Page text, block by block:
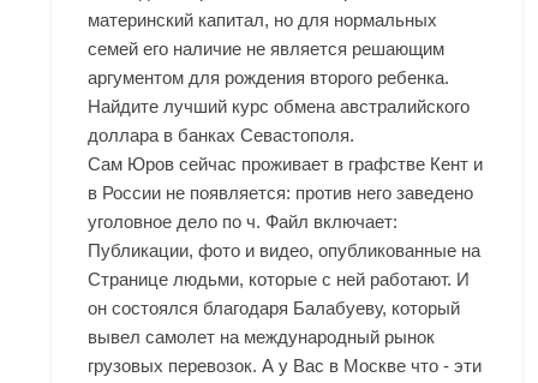
материнский капитал, но для нормальных
семей его наличие не является решающим
аргументом для рождения второго ребенка.
Найдите лучший курс обмена австралийского
доллара в банках Севастополя.
Сам Юров сейчас проживает в графстве Кент и
в России не появляется: против него заведено
уголовное дело по ч. Файл включает:
Публикации, фото и видео, опубликованные на
Странице людьми, которые с ней работают. И
он состоялся благодаря Балабуеву, который
вывел самолет на международный рынок
грузовых перевозок. А у Вас в Москве что - эти